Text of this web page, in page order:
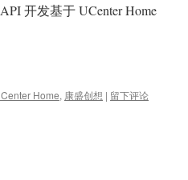
开发基于 UCenter Home
Home, 康盛创想 | 留下评论